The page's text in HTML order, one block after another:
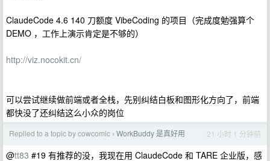
ClaudeCode 4.6 140 刀额度 VibeCoding 的项目（完成度勉强算个
DEMO ，工作上演示肯定是不够的）
http://viz.nocokit.cn/
可以尝试继续做前端或者全栈，先别纠结白板和图形化方向了，前端
都快没了还纠结这么小众的岗位
Replied to a topic by cowcomic › WorkBuddy 是真好用 21 小时 1 分钟前
@tt83 #19 有推荐的没，我现在用 ClaudeCode 和 TARE 企业版，感